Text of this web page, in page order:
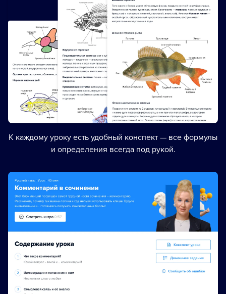
К каждому уроку есть удобный конспект — все формулы
и определения всегда под рукой.